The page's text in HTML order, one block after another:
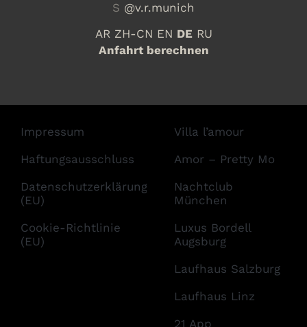
S @v.r.munich
AR ZH-CN EN DE RU
Anfahrt berechnen
Impressum
Haftungsausschluss
Datenschutzerklärung
(EU)
Cookie-Richtlinie
(EU)
Villa l’amour
Amor – Pretty Mo
Nachtclub
München
Luxus Bordell
Augsburg
Laufhaus Salzburg
Laufhaus Linz
21 App